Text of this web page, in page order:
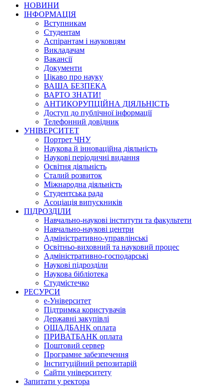
НОВИНИ
ІНФОРМАЦІЯ
Вступникам
Студентам
Аспірантам і науковцям
Викладачам
Вакансії
Документи
Цікаво про науку
ВАША БЕЗПЕКА
ВАРТО ЗНАТИ!
АНТИКОРУПЦІЙНА ДІЯЛЬНІСТЬ
Доступ до публічної інформації
Телефонний довідник
УНІВЕРСИТЕТ
Портрет ЧНУ
Наукова й інноваційна діяльність
Наукові періодичні видання
Освітня діяльність
Сталий розвиток
Міжнародна діяльність
Студентська рада
Асоціація випускників
ПІДРОЗДІЛИ
Навчально-наукові інститути та факультети
Навчально-наукові центри
Адміністративно-управлінські
Освітньо-виховний та науковий процес
Адміністративно-господарські
Наукові підрозділи
Наукова бібліотека
Студмістечко
РЕСУРСИ
е-Університет
Підтримка користувачів
Державні закупівлі
ОЩАДБАНК оплата
ПРИВАТБАНК оплата
Поштовий сервер
Програмне забезпечення
Інституційний репозитарій
Сайти університету
Запитати у ректора